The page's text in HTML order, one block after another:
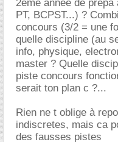
2eme annee de
PT, BCPST...) ?
concours (3/2 = une
quelle discipline (au
info, physique,
master ? Quelle
piste concours
serait ton plan c ?...
Rien ne t oblige à
indiscretes, mais ca
des fausses pistes